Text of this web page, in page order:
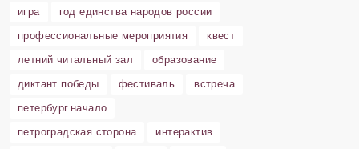
игра
год единства народов россии
профессиональные мероприятия
квест
летний читальный зал
образование
диктант победы
фестиваль
встреча
петербург.начало
петроградская сторона
интерактив